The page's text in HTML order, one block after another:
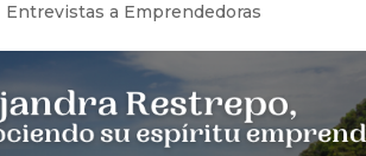
Entrevistas a Emprendedoras